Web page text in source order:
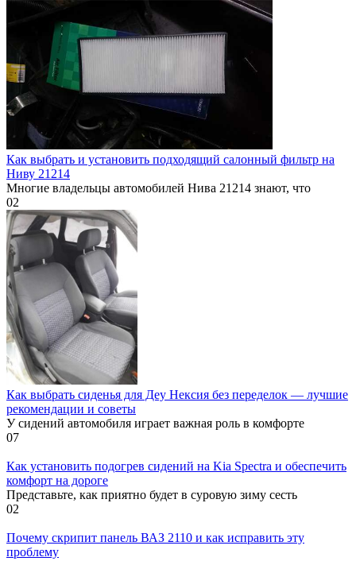
Как выбрать и установить подходящий салонный фильтр на
Ниву 21214
Многие владельцы автомобилей Нива 21214 знают, что
02
Как выбрать сиденья для Деу Нексия без переделок — лучшие
рекомендации и советы
У сидений автомобиля играет важная роль в комфорте
07
Как установить подогрев сидений на Kia Spectra и обеспечить
комфорт на дороге
Представьте, как приятно будет в суровую зиму сесть
02
Почему скрипит панель ВАЗ 2110 и как исправить эту
проблему